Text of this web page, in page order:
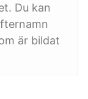
Du kan
är bildat